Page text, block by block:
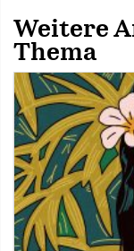
Weitere
Thema